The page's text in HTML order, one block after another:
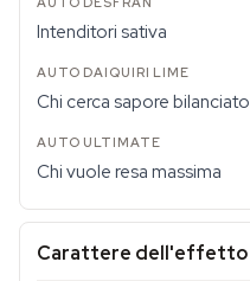
Intenditori sativa
Chi cerca sapore bilanciato
Chi vuole resa massima
Carattere dell'effetto